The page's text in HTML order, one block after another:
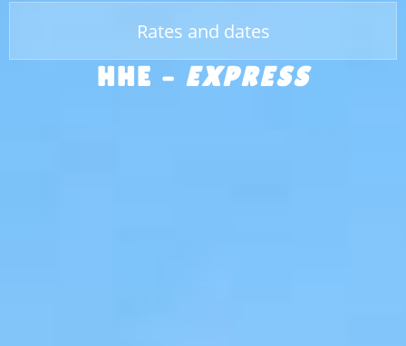
Rates and dates
HHE – EXPRESS